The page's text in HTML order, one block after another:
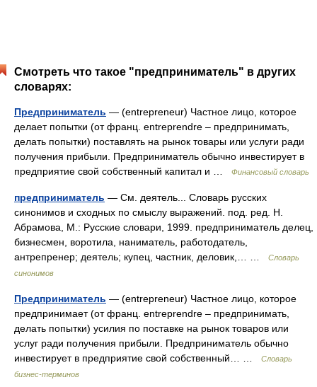
Смотреть что такое "предприниматель" в других
словарях:
Предприниматель — (entrepreneur) Частное лицо, которое
делает попытки (от франц. entreprendre – предпринимать,
делать попытки) поставлять на рынок товары или услуги ради
получения прибыли. Предприниматель обычно инвестирует в
предприятие свой собственный капитал и …
Финансовый словарь
предприниматель — См. деятель... Словарь русских
синонимов и сходных по смыслу выражений. под. ред. Н.
Абрамова, М.: Русские словари, 1999. предприниматель делец,
бизнесмен, воротила, наниматель, работодатель,
антрепренер; деятель; купец, частник, деловик,… …
Словарь
синонимов
Предприниматель — (entrepreneur) Частное лицо, которое
предпринимает (от франц. entreprendre – предпринимать,
делать попытки) усилия по поставке на рынок товаров или
услуг ради получения прибыли. Предприниматель обычно
инвестирует в предприятие свой собственный… …
Словарь
бизнес-терминов